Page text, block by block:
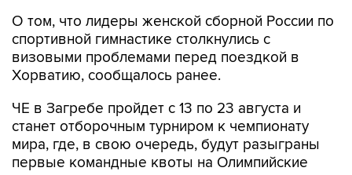
О том, что лидеры женской сборной России по
спортивной гимнастике столкнулись с
визовыми проблемами перед поездкой в
Хорватию, сообщалось ранее.
ЧЕ в Загребе пройдет с 13 по 23 августа и
станет отборочным турниром к чемпионату
мира, где, в свою очередь, будут разыграны
первые командные квоты на Олимпийские